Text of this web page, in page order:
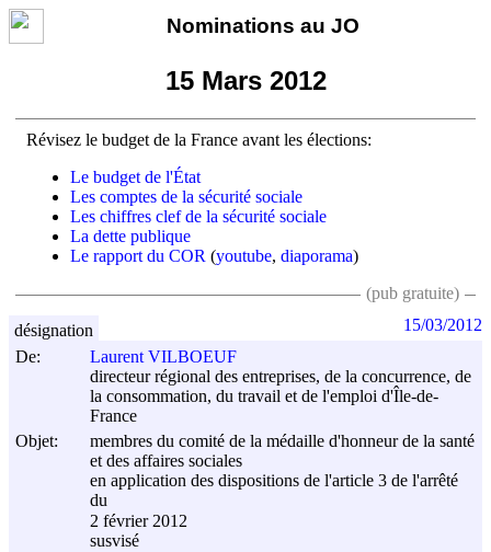
Nominations au JO
15 Mars 2012
Révisez le budget de la France avant les élections:
Le budget de l'État
Les comptes de la sécurité sociale
Les chiffres clef de la sécurité sociale
La dette publique
Le rapport du COR (youtube, diaporama)
(pub gratuite)
De:
Laurent VILBOEUF
directeur régional des entreprises, de la concurrence, de
la consommation, du travail et de l'emploi d'Île-de-
France
Objet:
membres du comité de la médaille d'honneur de la santé
et des affaires sociales
en application des dispositions de l'article 3 de l'arrêté
du
2 février 2012
susvisé
désignation 15/03/2012